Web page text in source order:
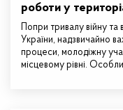
роботи у
Попри тривалу війну
України, надзвичайно
процеси, молодіжну
місцевому рівні.